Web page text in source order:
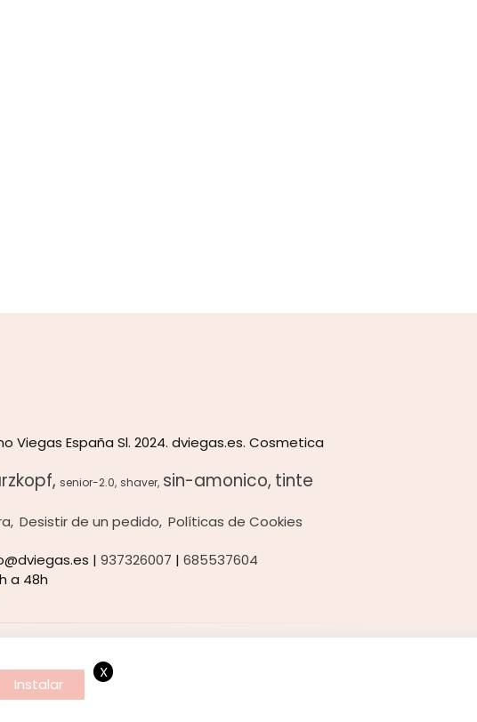
España Sl. 2024. dviegas.es. Cosmetica
senior-2.0 shaver sin-amonico tinte
Desistir de un pedido Políticas de Cookies
| 937326007 | 685537604
a 48h
Instalar
X
navegando consideramos que acepta el uso de cookies.